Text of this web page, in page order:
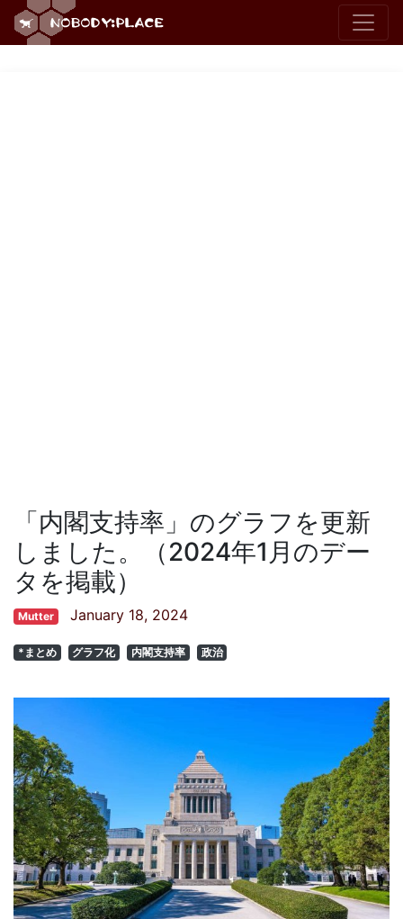
「内閣支持率」のグラフを更新
しました。（2024年1月のデー
タを掲載）
Mutter January 18, 2024
*まとめ グラフ化 内閣支持率 政治